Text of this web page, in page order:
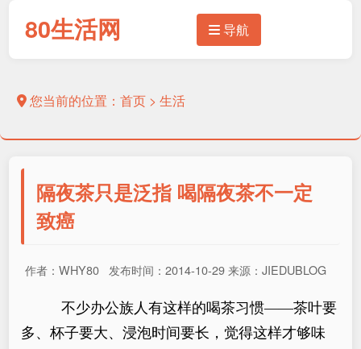
80生活网 导航
您当前的位置：首页 >生活
隔夜茶只是泛指 喝隔夜茶不一定
致癌
作者：WHY80 发布时间：2014-10-29 来源：JIEDUBLOG
不少办公族人有这样的喝茶习惯——茶叶要
多、杯子要大、浸泡时间要长，觉得这样才够味